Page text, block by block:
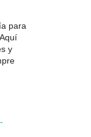
para
y